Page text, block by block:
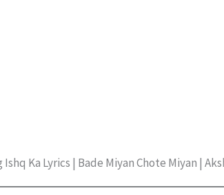
Ishq Ka Lyrics | Bade Miyan Chote Miyan |